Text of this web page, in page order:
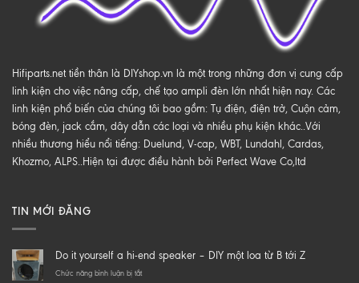
Hifiparts.net tiền thân là DIYshop.vn là một trong những đơn vị cung cấp
linh kiện cho việc nâng cấp, chế tạo ampli đèn lớn nhất hiện nay. Các
linh kiện phổ biến của chúng tôi bao gồm: Tụ điện, điện trở, Cuộn cảm,
bóng đèn, jack cắm, dây dẫn các loại và nhiều phụ kiện khác..Với
nhiều thương hiểu nổi tiếng: Duelund, V-cap, WBT, Lundahl, Cardas,
Khozmo, ALPS..Hiện tại được điều hành bởi Perfect Wave Co,ltd
TIN MỚI ĐĂNG
Do it yourself a hi-end speaker – DIY một loa từ B tới Z
Chức năng bình luận bị tắtở